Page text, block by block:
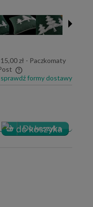
zł - Paczkomaty
płatności
sprawdź formy dostawy